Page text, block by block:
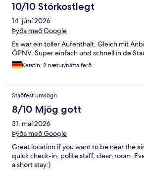
10/10 Stórkostlegt
14. júní 2026
Þýða með Google
Es war ein toller Aufenthalt. Gleich mit
ÖPNV. Super einfach und schnell in de
Kerstin, 2 nætur/nátta ferð
Staðfest umsögn
8/10 Mjög gott
31. maí 2026
Þýða með Google
Great location if you want to be near the
quick check-in, polite staff, clean room.
a short stay:)